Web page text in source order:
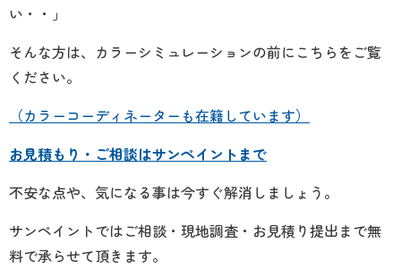
い・・」
そんな方は、カラーシミュレーションの前にこちらをご覧
ください。
（カラーコーディネーターも在籍しています）
お見積もり・ご相談はサンペイントまで
不安な点や、気になる事は今すぐ解消しましょう。
サンペイントではご相談・現地調査・お見積り提出まで無
料で承らせて頂きます。